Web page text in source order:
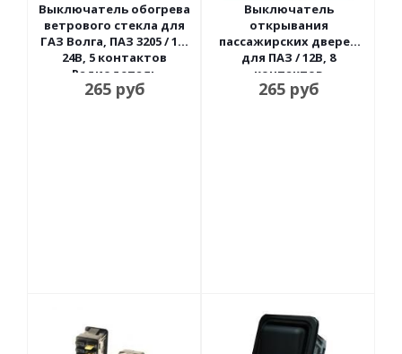
Выключатель обогрева
ветрового стекла для
ГАЗ Волга, ПАЗ 3205 / 12-
24В, 5 контактов
Радиодеталь
265руб
Выключатель
открывания
пассажирских дверей
для ПАЗ / 12В, 8
контактов
Радиодеталь
265руб